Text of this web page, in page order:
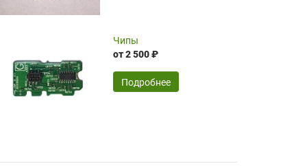
16.04.2026
Чипы
от 2 500 ₽
Подробнее